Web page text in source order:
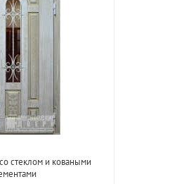
стеклом и коваными